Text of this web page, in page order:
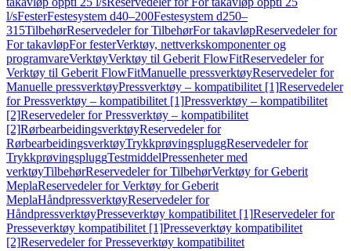
l/sFesterFestesystem d40–200Festesystem d250–
315TilbehørReservedeler for TilbehørFor takavløpReservedeler for
For takavløpFor festerVerktøy, nettverkskomponenter og
programvareVerktøyVerktøy til Geberit FlowFitReservedeler for
Verktøy til Geberit FlowFitManuelle pressverktøyReservedeler for
Manuelle pressverktøyPressverktøy – kompatibilitet [1]Reservedeler
for Pressverktøy – kompatibilitet [1]Pressverktøy – kompatibilitet
[2]Reservedeler for Pressverktøy – kompatibilitet
[2]RørbearbeidingsverktøyReservedeler for
RørbearbeidingsverktøyTrykkprøvingspluggReservedeler for
TrykkprøvingspluggTestmiddelPressenheter med
verktøyTilbehørReservedeler for TilbehørVerktøy for Geberit
MeplaReservedeler for Verktøy for Geberit
MeplaHåndpressverktøyReservedeler for
HåndpressverktøyPresseverktøy kompatibilitet [1]Reservedeler for
Presseverktøy kompatibilitet [1]Presseverktøy kompatibilitet
[2]Reservedeler for Presseverktøy kompatibilitet